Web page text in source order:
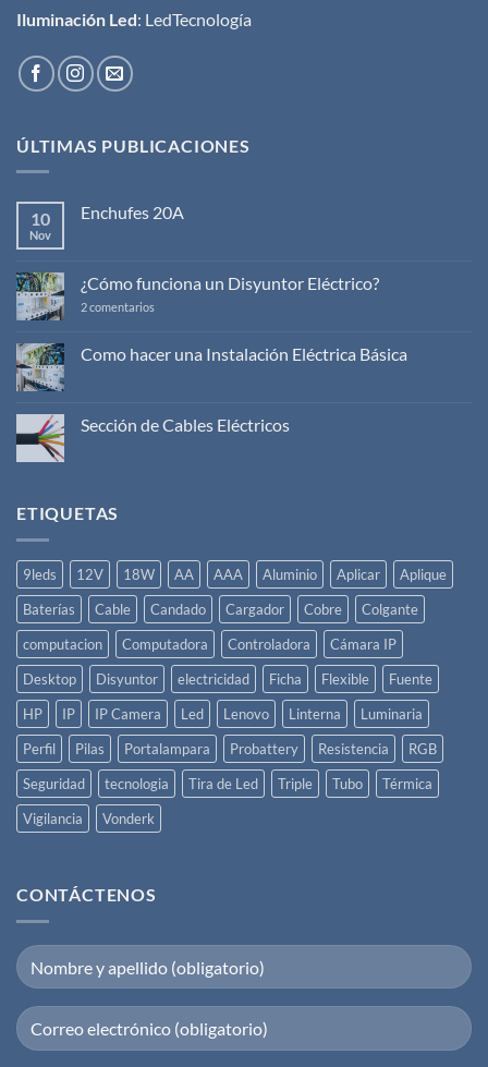
Iluminación Led: LedTecnología
ÚLTIMAS PUBLICACIONES
10
Nov
Enchufes 20A
en
Enchufes
20A
¿Cómo funciona un Disyuntor Eléctrico?
2 comentarios
Disyuntor
Como hacer una Instalación Eléctrica Básica
en
Como
Sección de Cables Eléctricos
de
ETIQUETAS
9leds 12V 18W AA AAA Aluminio Aplicar
Aplique
Baterías
Cable Candado Cargador Cobre
Colgante
computacion
Computadora Controladora
Cámara IP
Desktop
Disyuntor electricidad Ficha Flexible
Fuente
HP
IP IP Camera Led Lenovo Linterna
Luminaria
Perfil
Pilas Portalampara Probattery Resistencia
RGB
Seguridad
tecnologia Tira de Led Triple Tubo
Térmica
Vigilancia
Vonderk
CONTÁCTENOS